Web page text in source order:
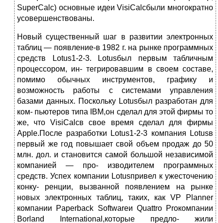
SuperCalc) основные идеи VisiCalcбыли многократно
усовершенствованы.
Новый существенный шаг в развитии электронных
таблиц — появление-в 1982 г. на рынке программных
средств Lotus1-2-3. Lotusбыл первым табличным
процессором, ин- тегрировавшим в своем составе,
помимо обычных инструментов, графику и
возможность работы с системами управления
базами данных. Поскольку Lotusбыл разработан для
ком- пьютеров типа IBM,он сделал для этой фирмы то
же, что VisiCalcв свое время сделал для фирмы
Apple.После разработки Lotus1-2-3 компания Lotusв
первый же год повышает свой объем продаж до 50
млн. дол. и становится самой большой независимой
компанией — про- изводителем программных
средств. Успех компании Lotusпривел к ужесточению
конку- ренции, вызванной появлением на рынке
новых электронных таблиц, таких, как VP Planner
компании Paperback Softwareи Quattro Proкомпании
Borland International,которые предло- жили